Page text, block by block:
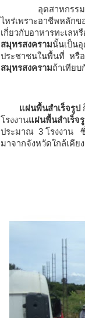
อุตสาหกรร
ไหร่เพราะอาชีพหลักข
เกี่ยวกับอาหารทะเลห
สมุทรสงครามนั้นเป็นอุ
ประชาชนในพื้นที่ หรือ
สมุทรสงครามถ้าเทีย
แผ่นพื้นสำเร็จรูป
โรงงานแผ่นพื้นสำเร็จ
ประมาณ 3 โรงงาน ซึ่
มาจากจังหวัดใกล้เคีย